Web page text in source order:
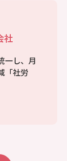
社
一し、月
「社労